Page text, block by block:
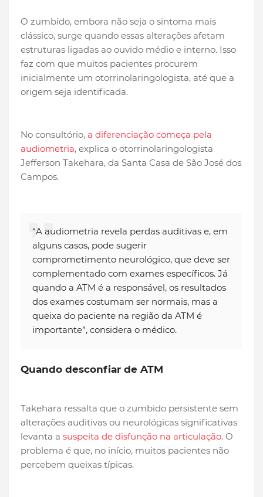
O zumbido, embora não seja o sintoma mais
clássico, surge quando essas alterações afetam
estruturas ligadas ao ouvido médio e interno. Isso
faz com que muitos pacientes procurem
inicialmente um otorrinolaringologista, até que a
origem seja identificada.
No consultório, a diferenciação começa pela
audiometria, explica o otorrinolaringologista
Jefferson Takehara, da Santa Casa de São José dos
Campos.
“A audiometria revela perdas auditivas e, em
alguns casos, pode sugerir
comprometimento neurológico, que deve ser
complementado com exames específicos. Já
quando a ATM é a responsável, os resultados
dos exames costumam ser normais, mas a
queixa do paciente na região da ATM é
importante”, considera o médico.
Quando desconfiar de ATM
Takehara ressalta que o zumbido persistente sem
alterações auditivas ou neurológicas significativas
levanta a suspeita de disfunção na articulação. O
problema é que, no início, muitos pacientes não
percebem queixas típicas.